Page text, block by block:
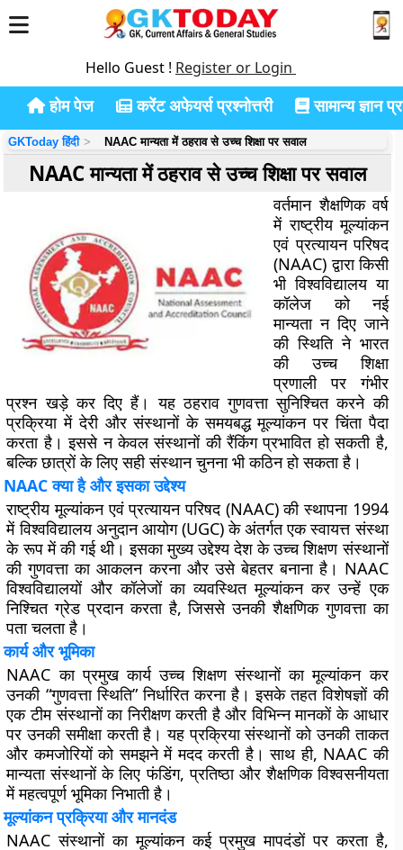
Hello Guest ! Register or Login
होम पेज करेंट अफेयर्स प्रश्नोत्तरी सामान्य ज्ञान
GKToday हिंदी NAAC मान्यता में ठहराव से उच्च शिक्षा पर सवाल
NAAC मान्यता में ठहराव से उच्च शिक्षा पर सवाल
वर्तमान शैक्षणिक वर्ष
में राष्ट्रीय मूल्यांकन
एवं प्रत्यायन परिषद
(NAAC) द्वारा किसी
भी विश्वविद्यालय या
कॉलेज को नई
मान्यता न दिए जाने
की स्थिति ने भारत
की उच्च शिक्षा
प्रणाली पर गंभीर
प्रश्न खड़े कर दिए हैं। यह ठहराव गुणवत्ता सुनिश्चित करने की
प्रक्रिया में देरी और संस्थानों के समयबद्ध मूल्यांकन पर चिंता पैदा
करता है। इससे न केवल संस्थानों की रैंकिंग प्रभावित हो सकती है,
बल्कि छात्रों के लिए सही संस्थान चुनना भी कठिन हो सकता है।
NAAC क्या है और इसका उद्देश्य
राष्ट्रीय मूल्यांकन एवं प्रत्यायन परिषद (NAAC) की स्थापना 1994
में विश्वविद्यालय अनुदान आयोग (UGC) के अंतर्गत एक स्वायत्त संस्था
के रूप में की गई थी। इसका मुख्य उद्देश्य देश के उच्च शिक्षण संस्थानों
की गुणवत्ता का आकलन करना और उसे बेहतर बनाना है। NAAC
विश्वविद्यालयों और कॉलेजों का व्यवस्थित मूल्यांकन कर उन्हें एक
निश्चित ग्रेड प्रदान करता है, जिससे उनकी शैक्षणिक गुणवत्ता का
पता चलता है।
कार्य और भूमिका
NAAC का प्रमुख कार्य उच्च शिक्षण संस्थानों का मूल्यांकन कर
उनकी “गुणवत्ता स्थिति” निर्धारित करना है। इसके तहत विशेषज्ञों की
एक टीम संस्थानों का निरीक्षण करती है और विभिन्न मानकों के आधार
पर उनकी समीक्षा करती है। यह प्रक्रिया संस्थानों को उनकी ताकत
और कमजोरियों को समझने में मदद करती है। साथ ही, NAAC की
मान्यता संस्थानों के लिए फंडिंग, प्रतिष्ठा और शैक्षणिक विश्वसनीयता
में महत्वपूर्ण भूमिका निभाती है।
मूल्यांकन प्रक्रिया और मानदंड
NAAC संस्थानों का मूल्यांकन कई प्रमुख मापदंडों पर करता है,